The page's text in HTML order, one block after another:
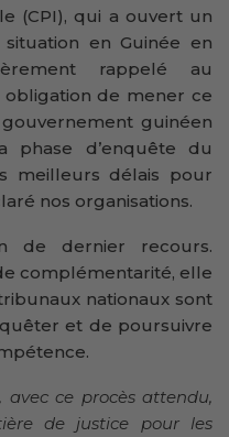
(CPI), qui a ouvert un
en Guinée en
rappelé au
de mener ce
guinéen
d’enquête du
meilleurs délais pour
nos organisations.
de dernier recours.
complémentarité, elle
nationaux sont
et de poursuivre
ce procès attendu,
de justice pour les